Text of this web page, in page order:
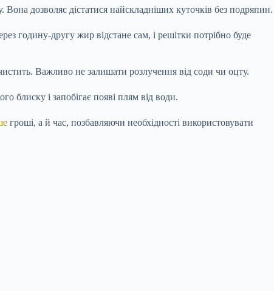
дозволяє дістатися найскладніших куточків без подряпин.
годину-другу жир відстане сам, і решітки потрібно буде
Важливо не залишати розлучення від соди чи оцту.
блиску і запобігає появі плям від води.
гроші, а й час, позбавляючи необхідності використовувати